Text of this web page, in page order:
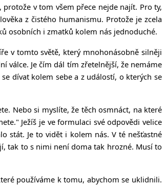
v tom všem přece nejde najít. Pro ty,
z čistého humanismu. Protože je zcela
osobních i zmatků kolem nás jednoduché.
v tomto světě, který mnohonásobně silněji
válce. Je čím dál tím zřetelnější, že nemáme
dívat kolem sebe a z událostí, o kterých se
Nebo si myslíte, že těch osmnáct, na které
Ježíš je ve formulaci své odpovědi velice
stát. Je to vidět i kolem nás. V té nešťastné
tak to s nimi není doma tak hrozné. Musí to
používáme k tomu, abychom se uklidnili.